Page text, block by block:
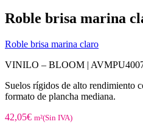
Roble brisa marina
Roble brisa marina claro
VINILO – BLOOM |
Suelos rígidos de alto rendimiento
formato de plancha mediana.
42,05€ m²(Sin IVA)